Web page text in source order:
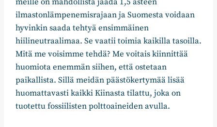
ilmastonlämpenemisrajaan ja Suomesta voidaan
hyvinkin saada tehtyä ensimmäinen
hiilineutraalimaa. Se vaatii toimia kaikilla tasoilla.
Mitä me voisimme tehdä? Me voitais kiinnittää
huomiota enemmän siihen, että ostetaan
paikallista. Sillä meidän päästökertymää lisää
huomattavasti kaikki Kiinasta tilattu, joka on
tuotettu fossiilisten polttoaineiden avulla.